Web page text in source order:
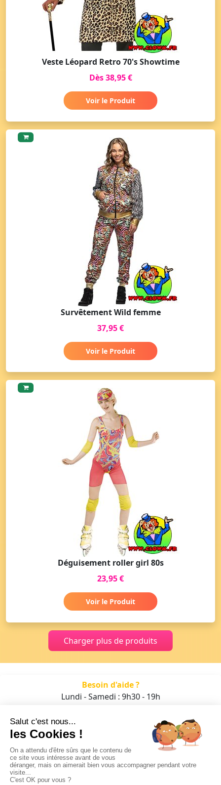
Veste Léopard Retro 70's Showtime
Dès 38,95 €
Voir le Produit
Survêtement Wild femme
37,95 €
Voir le Produit
Déguisement roller girl 80s
23,95 €
Voir le Produit
Charger plus de produits
Besoin d'aide ?
Lundi - Samedi : 9h30 - 19h